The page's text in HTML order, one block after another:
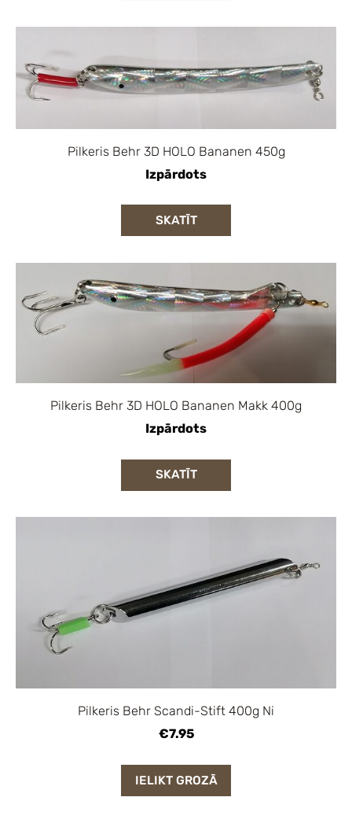
Pilkeris Behr 3D HOLO Bananen 450g
Izpārdots
SKATĪT
Pilkeris Behr 3D HOLO Bananen Makk 400g
Izpārdots
SKATĪT
Pilkeris Behr Scandi-Stift 400g Ni
€7.95
IELIKT GROZĀ